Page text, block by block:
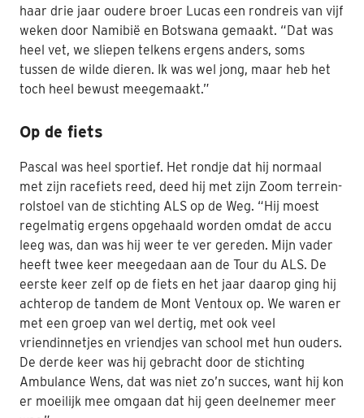
haar drie jaar oudere broer Lucas een rondreis van vijf
weken door Namibië en Botswana gemaakt. “Dat was
heel vet, we sliepen telkens ergens anders, soms
tussen de wilde dieren. Ik was wel jong, maar heb het
toch heel bewust meegemaakt.”
Op de fiets
Pascal was heel sportief. Het rondje dat hij normaal
met zijn racefiets reed, deed hij met zijn Zoom terrein-
rolstoel van de stichting ALS op de Weg. “Hij moest
regelmatig ergens opgehaald worden omdat de accu
leeg was, dan was hij weer te ver gereden. Mijn vader
heeft twee keer meegedaan aan de Tour du ALS. De
eerste keer zelf op de fiets en het jaar daarop ging hij
achterop de tandem de Mont Ventoux op. We waren er
met een groep van wel dertig, met ook veel
vriendinnetjes en vriendjes van school met hun ouders.
De derde keer was hij gebracht door de stichting
Ambulance Wens, dat was niet zo’n succes, want hij kon
er moeilijk mee omgaan dat hij geen deelnemer meer